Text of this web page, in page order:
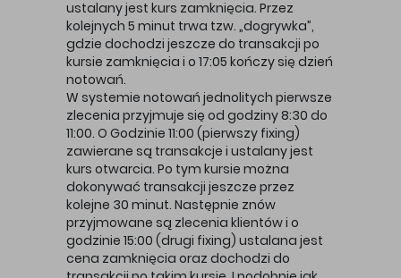
ustalany jest kurs zamknięcia. Przez
kolejnych 5 minut trwa tzw. „dogrywka”,
gdzie dochodzi jeszcze do transakcji po
kursie zamknięcia i o 17:05 kończy się dzień
notowań.
W systemie notowań jednolitych pierwsze
zlecenia przyjmuje się od godziny 8:30 do
11:00. O Godzinie 11:00 (pierwszy fixing)
zawierane są transakcje i ustalany jest
kurs otwarcia. Po tym kursie można
dokonywać transakcji jeszcze przez
kolejne 30 minut. Następnie znów
przyjmowane są zlecenia klientów i o
godzinie 15:00 (drugi fixing) ustalana jest
cena zamknięcia oraz dochodzi do